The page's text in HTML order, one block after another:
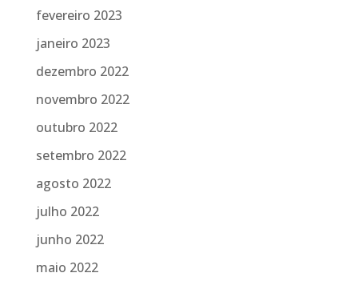
fevereiro 2023
janeiro 2023
dezembro 2022
novembro 2022
outubro 2022
setembro 2022
agosto 2022
julho 2022
junho 2022
maio 2022